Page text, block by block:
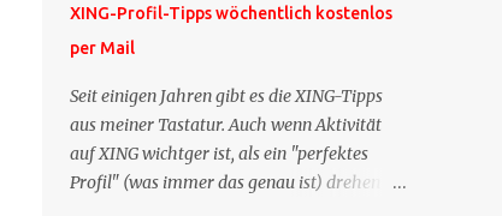
XING-Profil-Tipps wöchentlich kostenlos
per Mail
Seit einigen Jahren gibt es die XING-Tipps
aus meiner Tastatur. Auch wenn Aktivität
auf XING wichtger ist, als ein "perfektes
Profil" (was immer das genau ist) drehen